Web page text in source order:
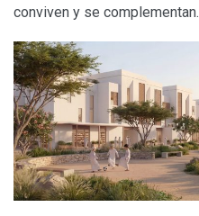
conviven y se complementan.